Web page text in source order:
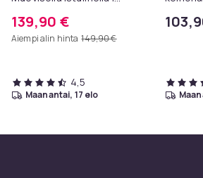
Korkeussäädettävä I
Tiskijakkara Trompetin
139,90 €
Aiempi alin hinta 149,90 €
4,5
maanantai, 17 elo